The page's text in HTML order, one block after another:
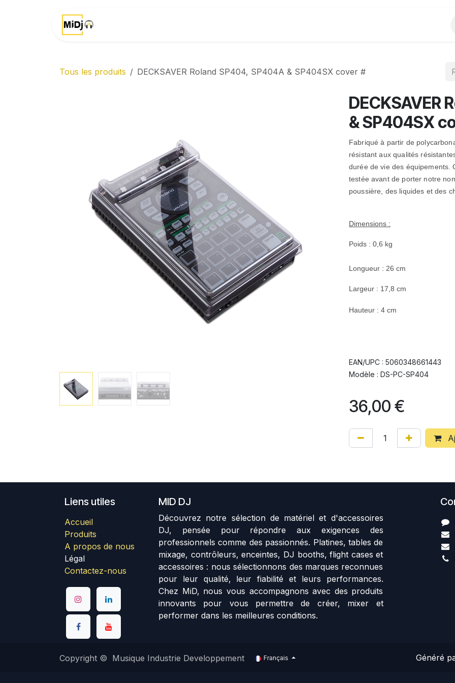
Tous les produits DECKSAVER Roland SP404, SP404A & SP404SX cover #
DECKSAVER
& SP404SX
Fabriqué à partir de
résistant aux qualités
durée de vie des équipements.
testée avant de porter notre
poussière, des liquides et des
Dimensions :
Poids : 0,6 kg
Longueur : 26 cm
Largeur : 17,8 cm
Hauteur : 4 cm
EAN/UPC : 5060348661443
Modèle : DS-PC-SP404
36,00 €
Liens utiles
Accueil
Produits
A propos de nous
Légal
Contactez-nous
MID DJ
Découvrez notre sélection de matériel et d'accessoires
DJ, pensée pour répondre aux exigences des
professionnels comme des passionnés. Platines, tables de
mixage, contrôleurs, enceintes, DJ booths, flight cases et
accessoires : nous sélectionnons des marques reconnues
pour leur qualité, leur fiabilité et leurs performances.
Chez MiD, nous vous accompagnons avec des produits
innovants pour vous permettre de créer, mixer et
performer dans les meilleures conditions.
Copyright © Musique Industrie Developpement Français Généré